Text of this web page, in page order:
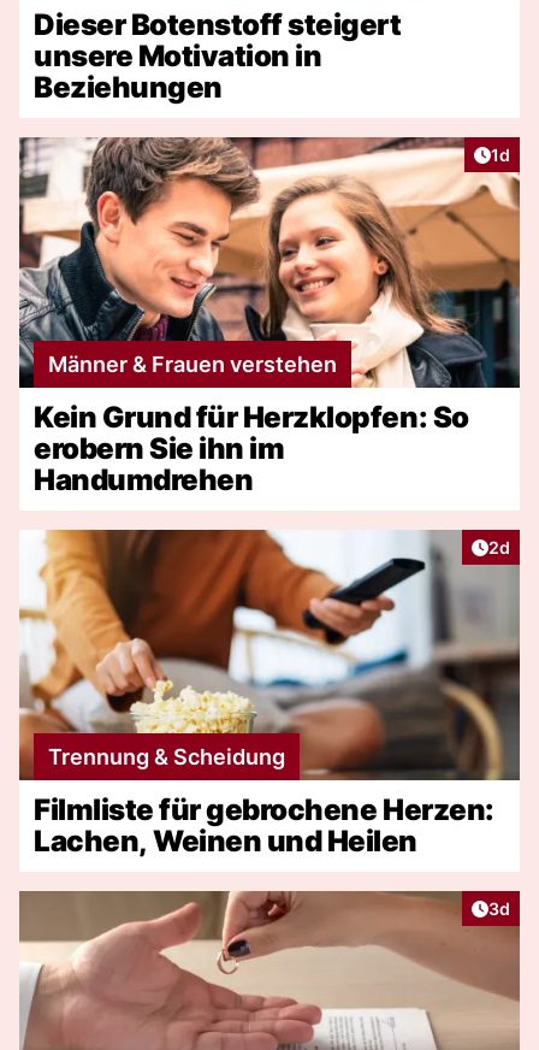
Dieser Botenstoff steigert
unsere Motivation in
Beziehungen
1d
Männer & Frauen verstehen
Kein Grund für Herzklopfen: So
erobern Sie ihn im
Handumdrehen
2d
Trennung & Scheidung
Filmliste für gebrochene Herzen:
Lachen, Weinen und Heilen
3d